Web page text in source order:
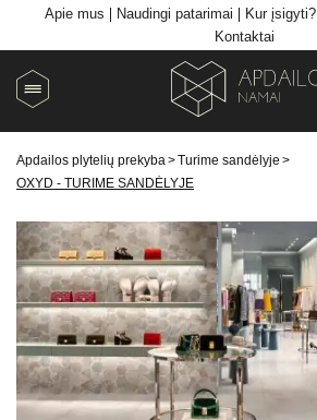
Apie mus Naudingi patarimai Kur įsigyti?
Kontaktai
Apdailos plytelių prekyba >Turime sandėlyje >
OXYD - TURIME SANDĖLYJE